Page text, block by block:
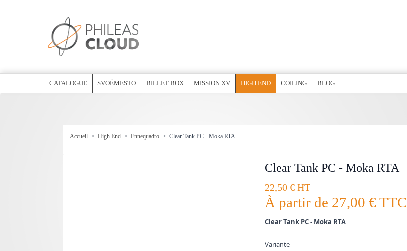
CATALOGUE SVOËMESTO BILLET BOX MISSION XV HIGH END COILING BLOG
Accueil > High End > Ennequadro > Clear Tank PC - Moka RTA
Clear Tank PC - Moka RTA
22,50 € HT
À partir de 27,00 € TTC
Clear Tank PC - Moka RTA
Variante